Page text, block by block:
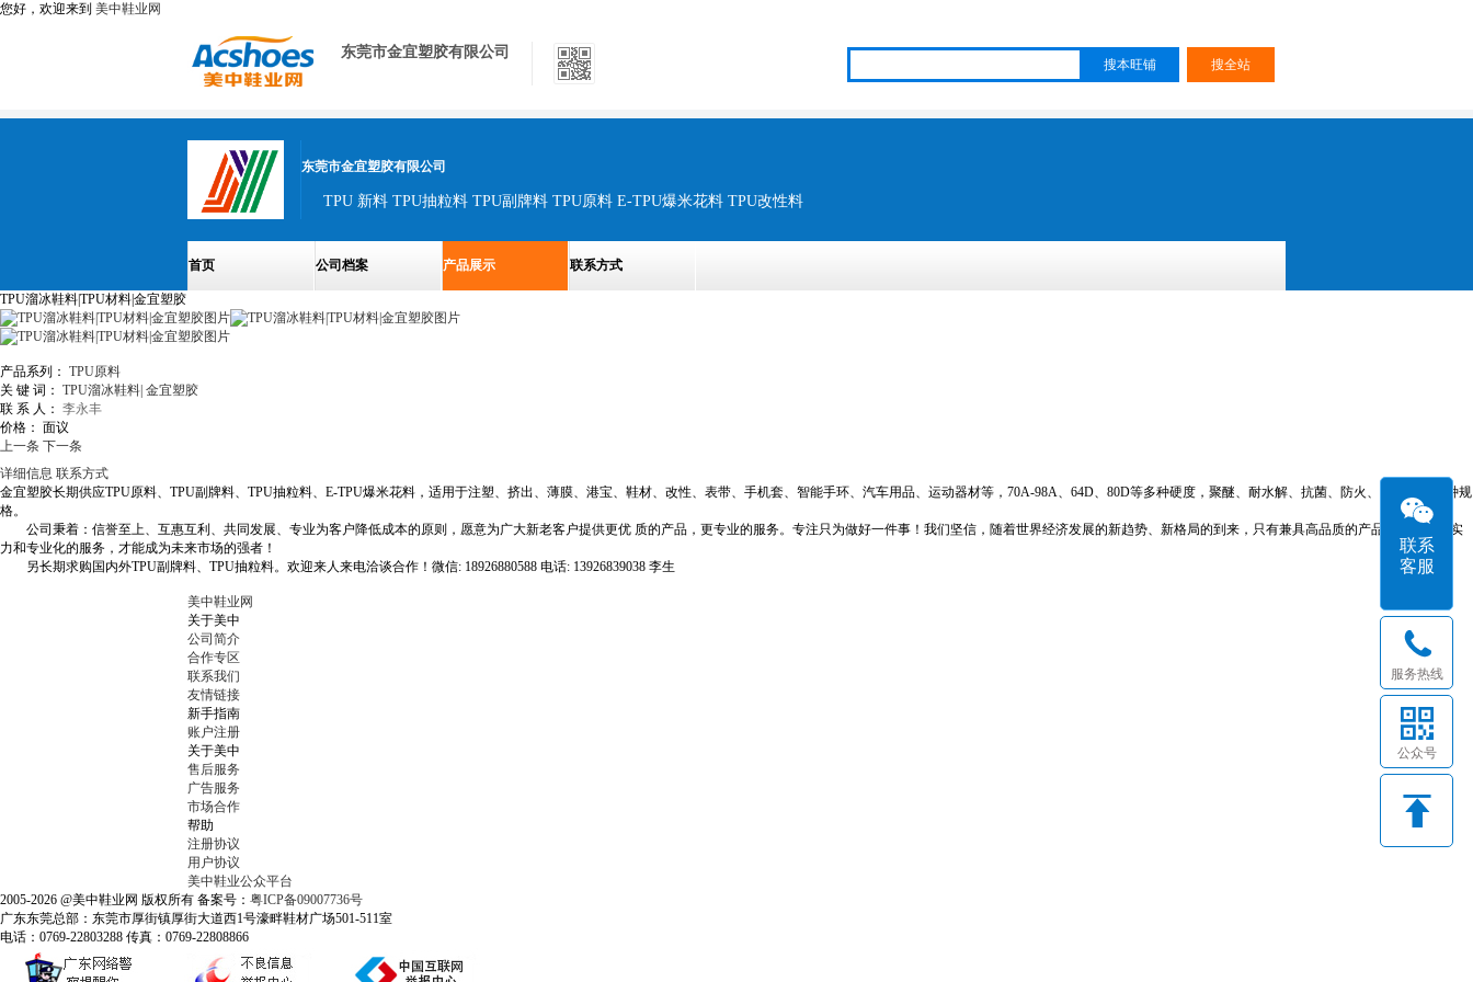
您好，欢迎来到 美中鞋业网
东莞市金宜塑胶有限公司
东莞市金宜塑胶有限公司
TPU 新料 TPU抽粒料 TPU副牌料 TPU原料 E-TPU爆米花料 TPU改性料
首页 公司档案 产品展示 联系方式
TPU溜冰鞋料|TPU材料|金宜塑胶
产品系列： TPU原料
关 键 词： TPU溜冰鞋料| 金宜塑胶
联 系 人： 李永丰
价格： 面议
上一条 下一条
详细信息 联系方式
金宜塑胶长期供应TPU原料、TPU副牌料、TPU抽粒料、E-TPU爆米花料，适用于注塑、挤出、薄膜、港宝、鞋材、改性、表带、手机套、智能手环、汽车用品、运动器材等，70A-98A、64D、80D等多种硬度，聚醚、耐水解、抗菌、防火、超耐磨等多种规
格。
公司秉着：信誉至上、互惠互利、共同发展、专业为客户降低成本的原则，愿意为广大新老客户提供更优 质的产品，更专业的服务。专注只为做好一件事！我们坚信，随着世界经济发展的新趋势、新格局的到来，只有兼具高品质的产品，规模化的实
力和专业化的服务，才能成为未来市场的强者！
另长期求购国内外TPU副牌料、TPU抽粒料。欢迎来人来电洽谈合作！微信: 18926880588 电话: 13926839038 李生
美中鞋业网
关于美中
公司简介
合作专区
联系我们
友情链接
新手指南
账户注册
关于美中
售后服务
广告服务
市场合作
帮助
注册协议
用户协议
美中鞋业公众平台
2005-2026 @美中鞋业网 版权所有 备案号： 粤ICP备09007736号
广东东莞总部：东莞市厚街镇厚街大道西1号濠畔鞋材广场501-511室
电话：0769-22803288 传真：0769-22808866
联系
客服
服务热线
公众号